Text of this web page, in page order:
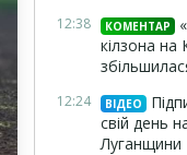
12:38 КОМЕНТАР
кілзона на
12:24 ВІДЕО
свій день
Луганщини